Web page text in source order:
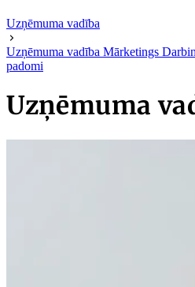
Uzņēmuma vadība
Uzņēmuma vadība Mārketings
padomi
Uzņēmuma